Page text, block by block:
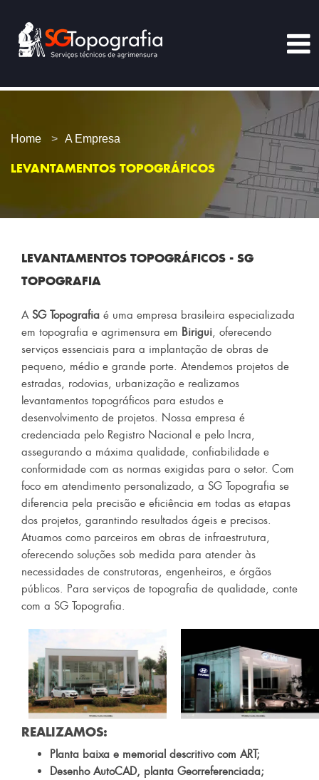
Home A Empresa
LEVANTAMENTOS TOPOGRÁFICOS
LEVANTAMENTOS TOPOGRÁFICOS - SG
TOPOGRAFIA
A SG Topografia é uma empresa brasileira especializada
em topografia e agrimensura em Birigui, oferecendo
serviços essenciais para a implantação de obras de
pequeno, médio e grande porte. Atendemos projetos de
estradas, rodovias, urbanização e realizamos
levantamentos topográficos para estudos e
desenvolvimento de projetos. Nossa empresa é
credenciada pelo Registro Nacional e pelo Incra,
assegurando a máxima qualidade, confiabilidade e
conformidade com as normas exigidas para o setor. Com
foco em atendimento personalizado, a SG Topografia se
diferencia pela precisão e eficiência em todas as etapas
dos projetos, garantindo resultados ágeis e precisos.
Atuamos como parceiros em obras de infraestrutura,
oferecendo soluções sob medida para atender às
necessidades de construtoras, engenheiros, e órgãos
públicos. Para serviços de topografia de qualidade, conte
com a SG Topografia.
REALIZAMOS:
Planta baixa e memorial descritivo com ART;
Desenho AutoCAD, planta Georreferenciada;